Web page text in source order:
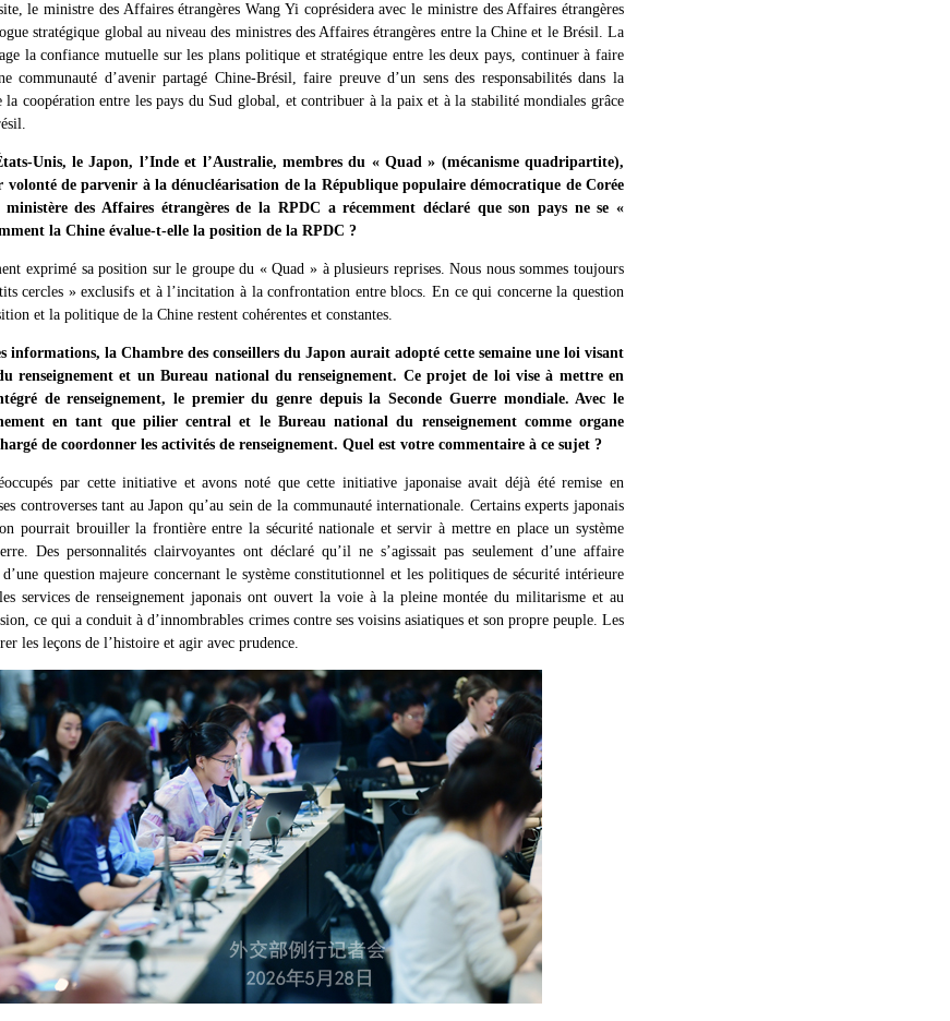
le ministre des Affaires étrangères Wang Yi coprésidera avec le ministre des Affaires étrangères
stratégique global au niveau des ministres des Affaires étrangères entre la Chine et le Brésil. La
la confiance mutuelle sur les plans politique et stratégique entre les deux pays, continuer à faire
communauté d’avenir partagé Chine-Brésil, faire preuve d’un sens des responsabilités dans la
coopération entre les pays du Sud global, et contribuer à la paix et à la stabilité mondiales grâce
Unis, le Japon, l’Inde et l’Australie, membres du « Quad » (mécanisme quadripartite),
de parvenir à la dénucléarisation de la République populaire démocratique de Corée
des Affaires étrangères de la RPDC a récemment déclaré que son pays ne se «
la Chine évalue-t-elle la position de la RPDC ?
exprimé sa position sur le groupe du « Quad » à plusieurs reprises. Nous nous sommes toujours
cercles » exclusifs et à l’incitation à la confrontation entre blocs. En ce qui concerne la question
et la politique de la Chine restent cohérentes et constantes.
informations, la Chambre des conseillers du Japon aurait adopté cette semaine une loi visant
renseignement et un Bureau national du renseignement. Ce projet de loi vise à mettre en
de renseignement, le premier du genre depuis la Seconde Guerre mondiale. Avec le
en tant que pilier central et le Bureau national du renseignement comme organe
de coordonner les activités de renseignement. Quel est votre commentaire à ce sujet ?
par cette initiative et avons noté que cette initiative japonaise avait déjà été remise en
controverses tant au Japon qu’au sein de la communauté internationale. Certains experts japonais
pourrait brouiller la frontière entre la sécurité nationale et servir à mettre en place un système
Des personnalités clairvoyantes ont déclaré qu’il ne s’agissait pas seulement d’une affaire
question majeure concernant le système constitutionnel et les politiques de sécurité intérieure
services de renseignement japonais ont ouvert la voie à la pleine montée du militarisme et au
ce qui a conduit à d’innombrables crimes contre ses voisins asiatiques et son propre peuple. Les
les leçons de l’histoire et agir avec prudence.